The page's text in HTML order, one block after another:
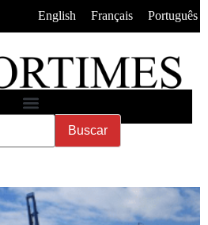
English Français Português